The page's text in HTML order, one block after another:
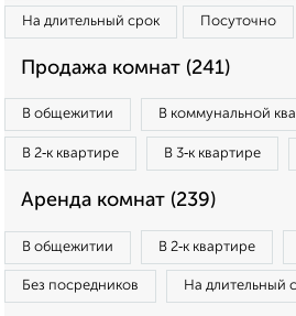
На длительный срок Посуточно
Продажа комнат (241)
В общежитии В коммунальной
В 2‑к квартире В 3‑к квартире
Аренда комнат (239)
В общежитии В 2‑к квартире
Без посредников На длительный